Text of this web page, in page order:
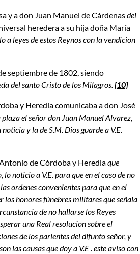
y a don Juan Manuel de Cárdenasdel
heredera a su hija doña María
a leyes de estos Reynos con la vendicion
septiembre de 1802, siendo
del santo Cristo de los Milagros.[10]
y Heredia comunicaba a don José
el señor don Juan Manuel Alvarez,
y la de S.M. Dios guarde a V.E.
de Córdoba y Herediaque
noticio a V.E. para que en el caso de no
ordenes convenientes para que en el
los honores fúnebres militares que señala
de no hallarse los Reyes
una Real resolucion sobre el
de los parientes del difunto señor, y
las causas que doy a V.E . este aviso con